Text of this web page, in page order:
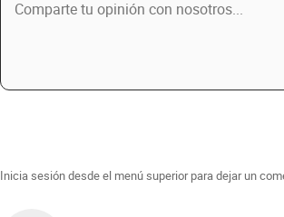
Inicia sesión desde el menú superior para dejar un